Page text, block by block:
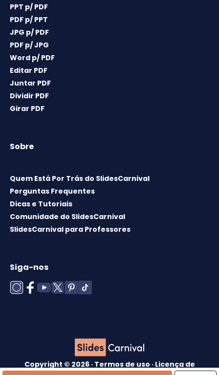
PPT p/ PDF
PDF p/ PPT
JPG p/ PDF
PDF p/ JPG
Word p/ PDF
Editar PDF
Juntar PDF
Dividir PDF
Girar PDF
Sobre
Quem Está Por Trás do SlidesCarnival
Perguntas Frequentes
Dicas e Tutoriais
Comunidade do SlidesCarnival
SlidesCarnival para Professores
Siga-nos
Copyright © 2026 · Termos de uso · Licença de